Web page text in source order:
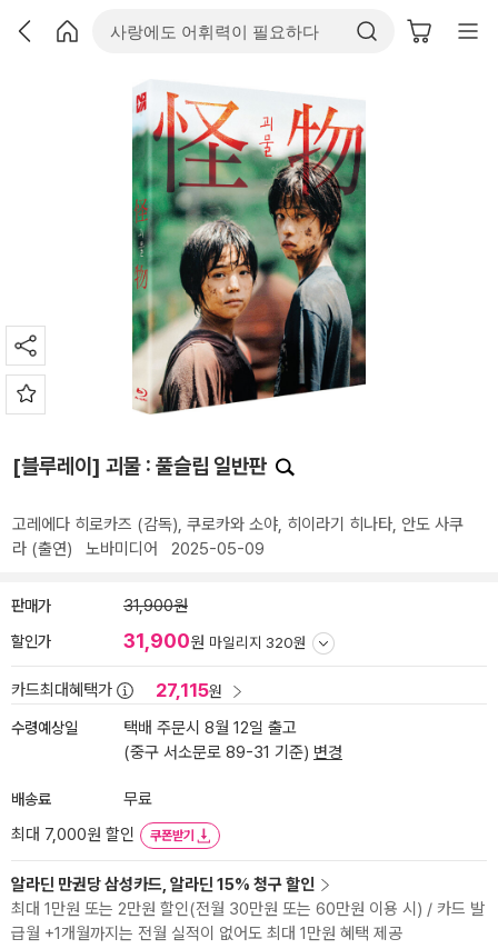
[블루레이] 괴물 : 풀슬립 일반판
고레에다 히로카즈 (감독), 쿠로카와 소야, 히이라기 히나타, 안도 사쿠
라 (출연) 노바미디어 2025-05-09
판매가 31,900원
할인가 31,900원 마일리지 320원
카드최대혜택가 27,115원
수령예상일
택배 주문시 8월 12일 출고
(중구 서소문로 89-31 기준) 변경
배송료
무료
최대 7,000원 할인
쿠폰받기
알라딘 만권당 삼성카드, 알라딘 15% 청구 할인
최대 1만원 또는 2만원 할인(전월 30만원 또는 60만원 이용 시) / 카드 발
급월 +1개월까지는 전월 실적이 없어도 최대 1만원 혜택 제공